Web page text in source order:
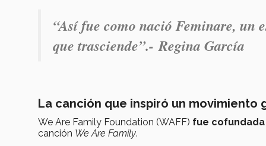
“Así fue como nació Feminare, un
que trasciende”.-Regina García
La canción que inspiró un movimiento
We Are Family Foundation (WAFF) fue cofundada
canción We Are Family.